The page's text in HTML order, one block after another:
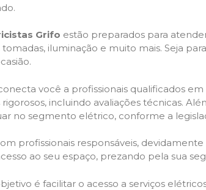
Grifo estão preparados para
tomadas, iluminação e muito mais. Seja
você a profissionais qualificados
incluindo avaliações técnicas.
no segmento elétrico, conforme a
profissionais responsáveis,
ao seu espaço, prezando pela sua
é facilitar o acesso a serviços